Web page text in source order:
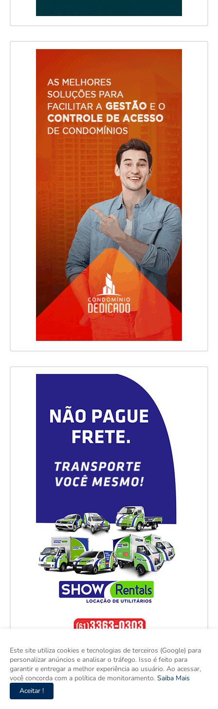
Este site utiliza cookies e tecnologias de terceiros (Google) para
personalizar anúncios e analisar o tráfego. Isso é feito para
garantir e entregar a melhor experiência ao usuário. Ao acessar,
você concorda com a política de monitoramento. Saiba Mais
Aceitar !